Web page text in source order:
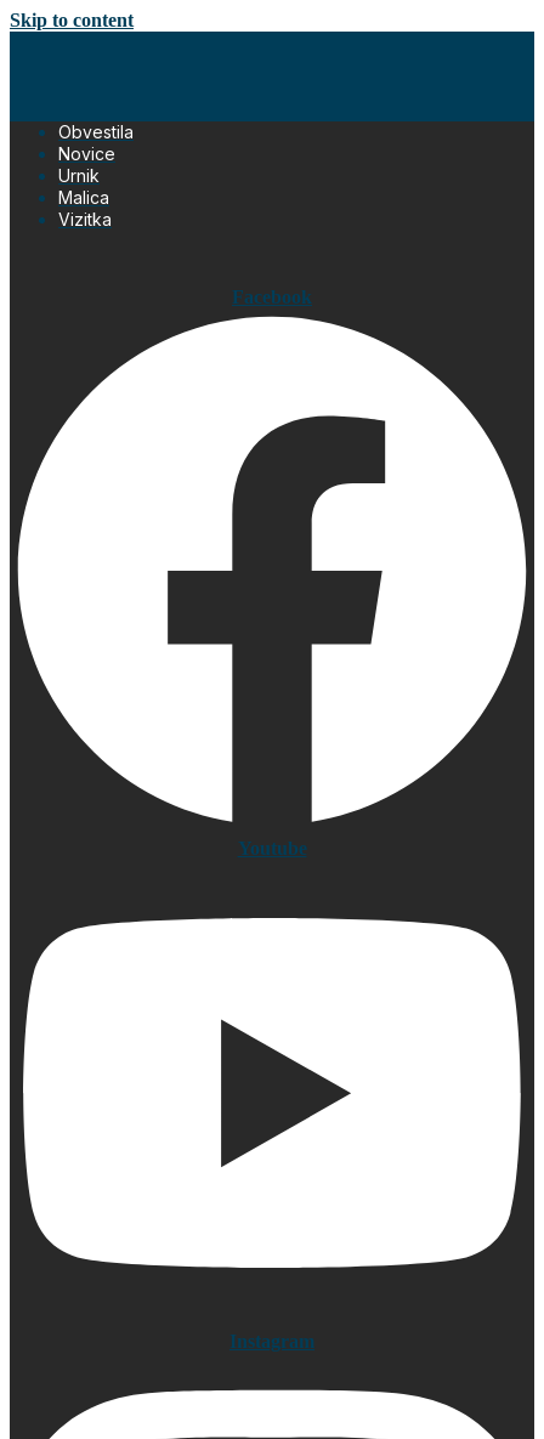
Skip to content
Obvestila
Novice
Urnik
Malica
Vizitka
Facebook
Youtube
Instagram